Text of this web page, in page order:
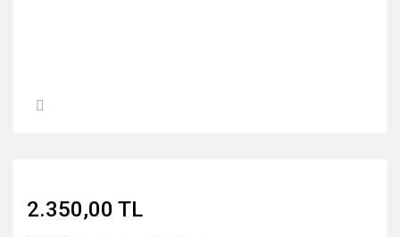
2.350,00 TL